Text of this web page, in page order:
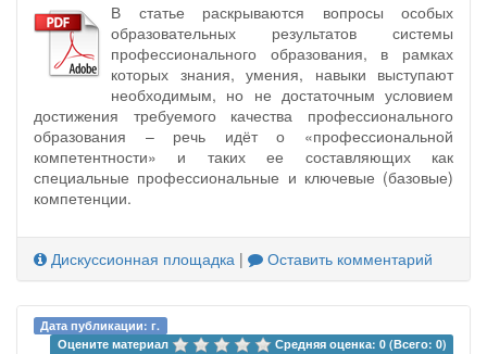
В статье раскрываются вопросы особых
образовательных результатов системы
профессионального образования, в рамках
которых знания, умения, навыки выступают
необходимым, но не достаточным условием
достижения требуемого качества профессионального
образования – речь идёт о «профессиональной
компетентности» и таких ее составляющих как
специальные профессиональные и ключевые (базовые)
компетенции.
Дискуссионная площадка | Оставить комментарий
Дата публикации: г.
Оцените материал
Средняя оценка: 0 (Всего: 0)